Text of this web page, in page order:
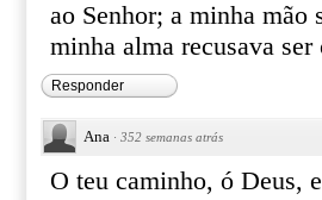
ao Senhor; a minha mão
minha alma recusava
Responder
Ana · 352 semanas atrás
O teu caminho, ó Deus,